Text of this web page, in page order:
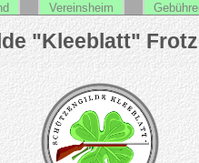
Vereinsheim